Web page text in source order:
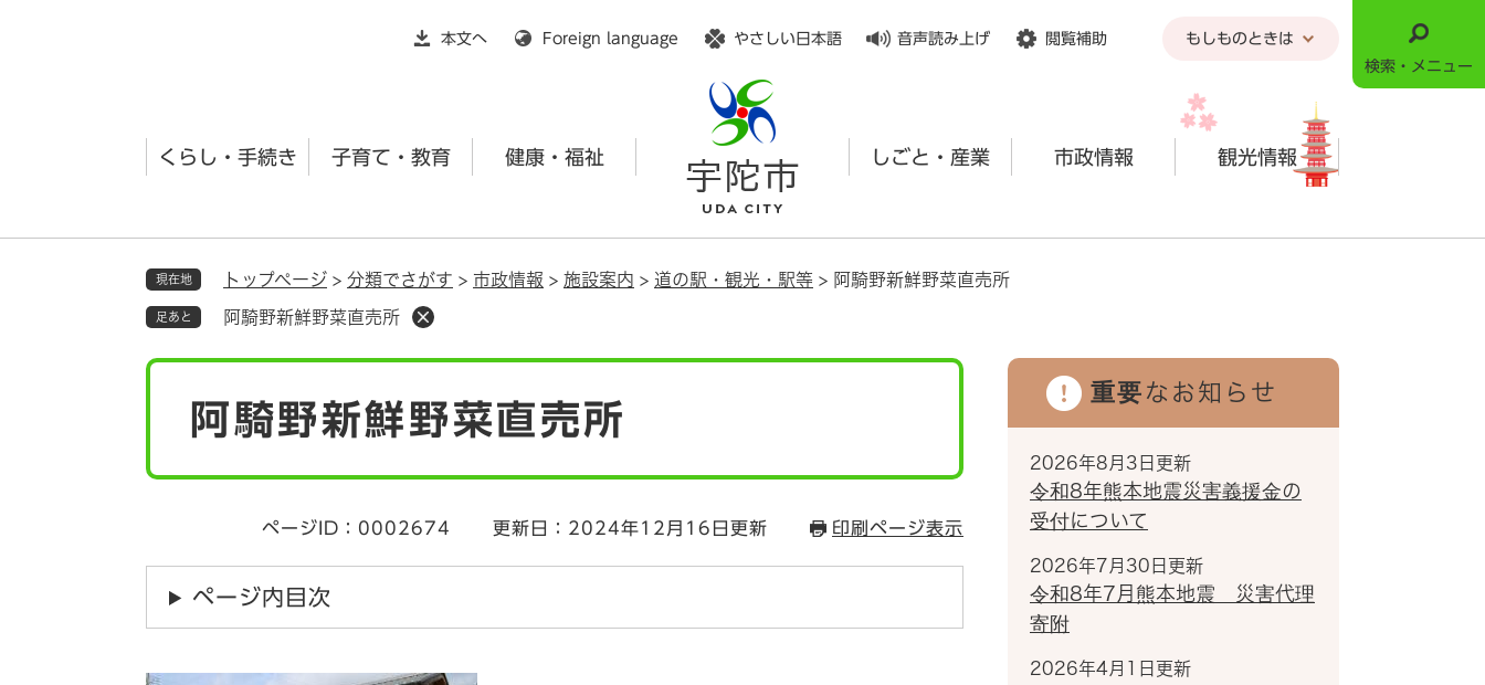
本文へ
Foreign language やさしい日本語 音声読み上げ 閲覧補助 もしものときは
くらし・手続き 子育て・教育 健康・福祉 しごと・産業 市政情報 観光情報
検索・メニュー
現在地 トップページ > 分類でさがす > 市政情報 > 施設案内 > 道の駅・観光・駅等 > 阿騎野新鮮野菜直売所
足あと 阿騎野新鮮野菜直売所
阿騎野新鮮野菜直売所
ページID：0002674 更新日：2024年12月16日更新 印刷ページ表示
ページ内目次
重要なお知らせ
2026年8月3日更新
令和8年熊本地震災害義援金の
受付について
2026年7月30日更新
令和8年7月熊本地震 災害代理
寄附
2026年4月1日更新